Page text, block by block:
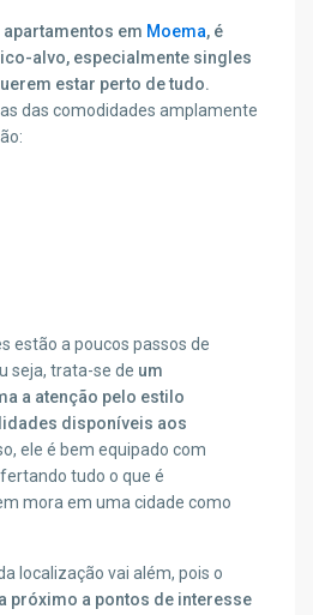
em Moema, é
alvo, especialmente singles
estar perto de tudo.
das comodidades amplamente
estão a poucos passos de
seja, trata-se de um
a atenção pelo estilo
disponíveis aos
ele é bem equipado com
tudo o que é
mora em uma cidade como
localização vai além, pois o
próximo a pontos de interesse